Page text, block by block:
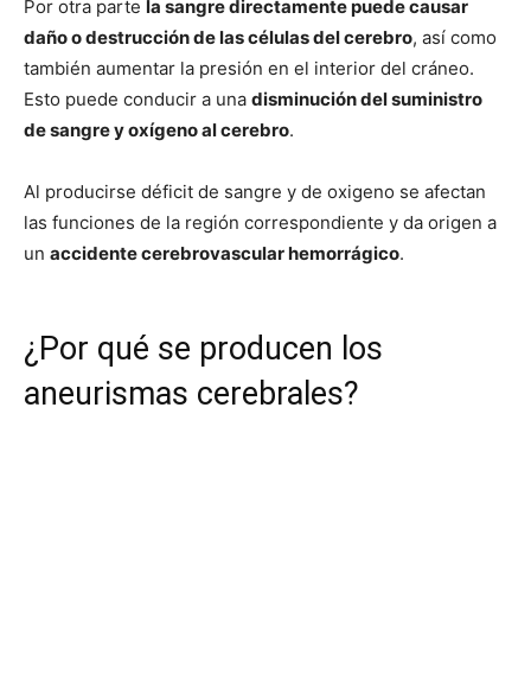
Por otra parte la sangre directamente puede causar
daño o destrucción de las células del cerebro, así como
también aumentar la presión en el interior del cráneo.
Esto puede conducir a una disminución del suministro
de sangre y oxígeno al cerebro.
Al producirse déficit de sangre y de oxigeno se afectan
las funciones de la región correspondiente y da origen a
un accidente cerebrovascular hemorrágico.
¿Por qué se producen los
aneurismas cerebrales?